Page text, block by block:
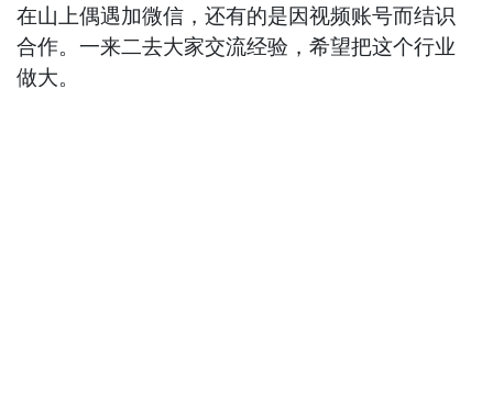
在山上偶遇加微信，还有的是因视频账号而结识
合作。一来二去大家交流经验，希望把这个行业
做大。